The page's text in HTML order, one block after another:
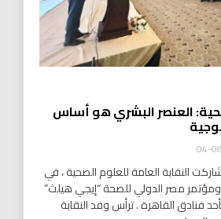
العنصر البشري هو أساس
النقابة العامة للعلوم الصحية ، في
مصر الدولي للصحة “إيجي هيلث”
فنادق القاهرة . ترأس وفد النقابة